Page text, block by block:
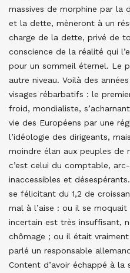
massives de morphine par la
et la dette, mèneront à un
charge de la dette, privé de
conscience de la réalité qui
pour un sommeil éternel. Le
autre niveau. Voilà des
visages rébarbatifs : le
froid, mondialiste,
vie des Européens par une
l’idéologie des dirigeants,
moindre élan aux peuples de
c’est celui du comptable,
inaccessibles et
se félicitant du 1,2 de
mal à l’aise : ou il se
incertain est très insuffisant,
chômage ; ou il était
parlé un responsable
Content d’avoir échappé à la